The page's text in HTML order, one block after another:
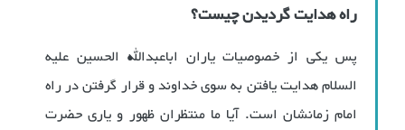
راه هدایت گردیدن چیست؟
پس یکی از خصوصیات یاران اباعبدالله الحسین علیه
السلام هدایت یافتن به سوی خداوند و قرار گرفتن در راه
امام زمانشان است. آیا ما منتظران ظهور و یاری حضرت